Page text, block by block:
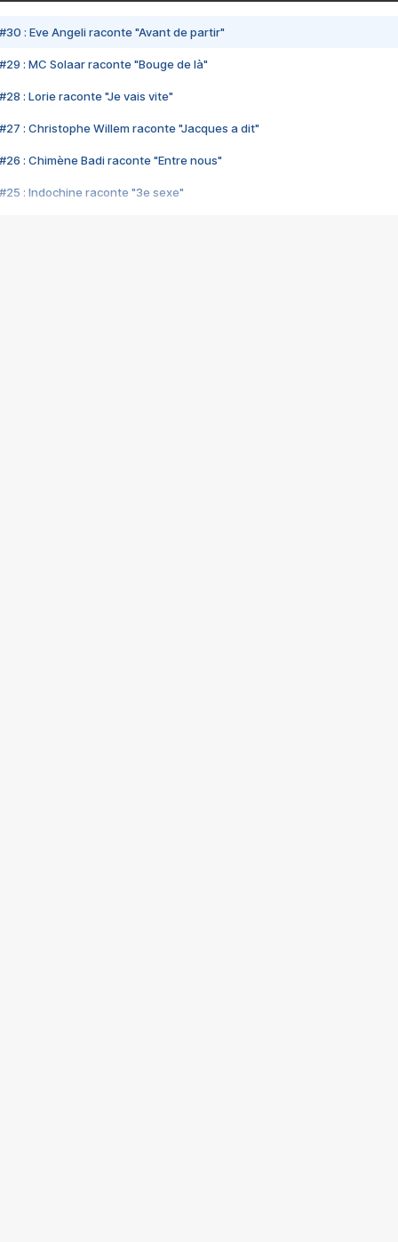
#30 : Eve Angeli raconte "Avant de partir"
#29 : MC Solaar raconte "Bouge de là"
#28 : Lorie raconte "Je vais vite"
#27 : Christophe Willem raconte "Jacques a dit"
#26 : Chimène Badi raconte "Entre nous"
#25 : Indochine raconte "3e sexe"